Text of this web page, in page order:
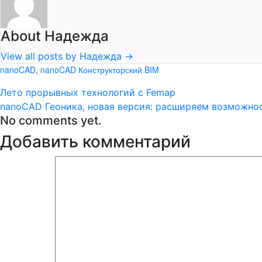
About Надежда
View all posts by Надежда →
nanoCAD, nanoCAD Конструкторский BIM
Лето прорывных технологий с Femap
nanoCAD Геоника, новая версия: расширяем
No comments yet.
Добавить комментарий